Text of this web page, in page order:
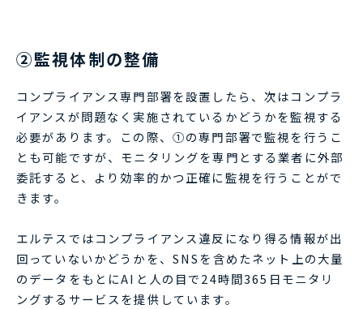
②監視体制の整備
コンプライアンス専門部署を設置したら、次はコンプラ
イアンスが問題なく実施されているかどうかを監視する
必要があります。この際、①の専門部署で監視を行うこ
とも可能ですが、モニタリングを専門とする業者に外部
委託すると、より効率的かつ正確に監視を行うことがで
きます。
エルテスではコンプライアンス違反になり得る情報が出
回っていないかどうかを、SNSを含めたネット上の大量
のデータをもとにAIと人の目で24時間365日モニタリ
ングするサービスを提供しています。